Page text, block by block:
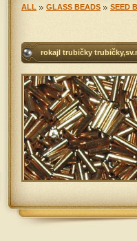
ALL GLASS BEADS SEED
rokajl trubičky